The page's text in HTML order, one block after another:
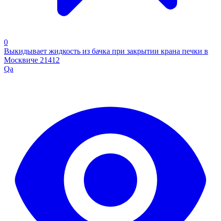
0
Выкидывает жидкость из бачка при закрытии крана печки в
Москвиче 21412
Qa